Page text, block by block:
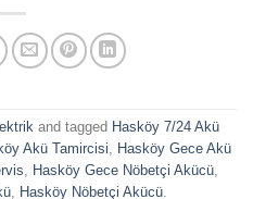
and tagged Hasköy 7/24 Akü
Akü Tamircisi, Hasköy Gece Akü
, Hasköy Gece Nöbetçi Akücü,
, Hasköy Nöbetçi Akücü.